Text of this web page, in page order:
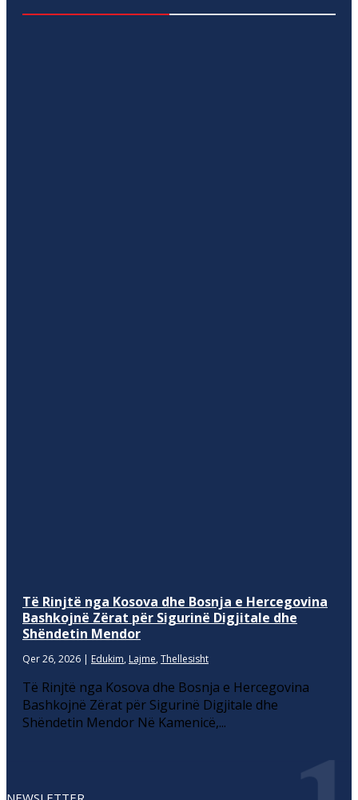
Të Rinjtë nga Kosova dhe Bosnja e Hercegovina
Bashkojnë Zërat për Sigurinë Digjitale dhe
Shëndetin Mendor
Qer 26, 2026 | Edukim, Lajme, Thellesisht
Të Rinjtë nga Kosova dhe Bosnja e Hercegovina
Bashkojnë Zërat për Sigurinë Digjitale dhe
Shëndetin Mendor Në Kamenicë,...